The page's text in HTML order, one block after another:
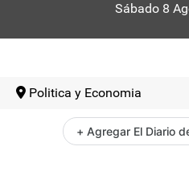
Sábado 8
Politica y Economia
+ Agregar El Diario